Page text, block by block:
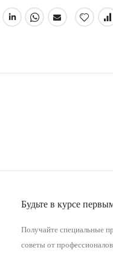
Будьте в курсе
Получайте специальные
советы от